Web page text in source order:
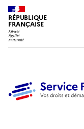
RÉPUBLIQUE
FRANÇAISE